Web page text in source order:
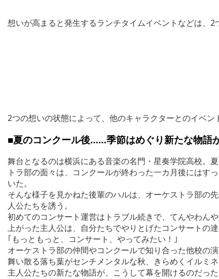
想いが高まると発生するランチタイムイベントなどは、2
2つの想いの状態によって、他のキャラクターとのイベン
■夏のコンクール後……季節はめぐり新たな物語
舞台となるのは横浜にある音楽の名門・星奏学院高校。
トラ部の面々は、コンクールが終わった一カ月後には
いた。
そんな様子を見かねた後輩のハルは、オーケストラ部の
人公たちを誘う。
初めてのコンサート運営はトラブル続きで、てんやわん
上がった主人公は、自分たちでやりとげたコンサートの達
｢もっともっと、コンサート、やってみたい！｣
オーケストラ部の仲間やコンクールで知り合った他校の
舞い散る落ち葉がセンチメンタルな秋、きらめくイル
主人公たちの新たな物語が、こうして幕を開けるのだった